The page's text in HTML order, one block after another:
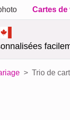
Cartes de
Trio de